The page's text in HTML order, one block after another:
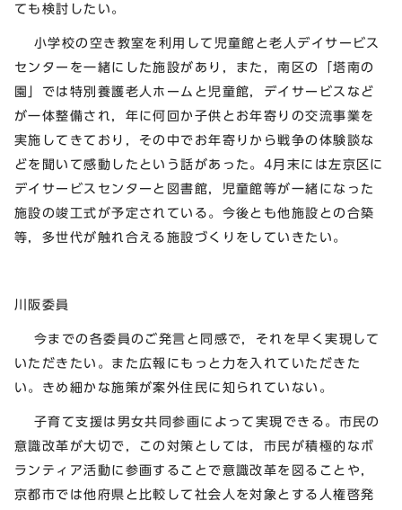
ても検討したい。
小学校の空き教室を利用して児童館と老人デイサービス
センターを一緒にした施設があり，また，南区の「塔南の
園」では特別養護老人ホームと児童館，デイサービスなど
が一体整備され，年に何回か子供とお年寄りの交流事業を
実施してきており，その中でお年寄りから戦争の体験談な
どを聞いて感動したという話があった。4月末には左京区に
デイサービスセンターと図書館，児童館等が一緒になった
施設の竣工式が予定されている。今後とも他施設との合築
等，多世代が触れ合える施設づくりをしていきたい。
川阪委員
今までの各委員のご発言と同感で，それを早く実現して
いただきたい。また広報にもっと力を入れていただきた
い。きめ細かな施策が案外住民に知られていない。
子育て支援は男女共同参画によって実現できる。市民の
意識改革が大切で，この対策としては，市民が積極的なボ
ランティア活動に参画することで意識改革を図ることや，
京都市では他府県と比較して社会人を対象とする人権啓発